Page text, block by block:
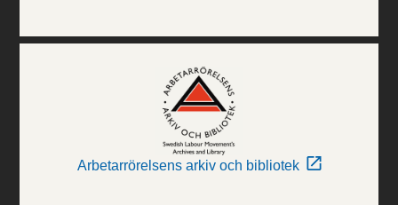
Arbetarrörelsens arkiv och bibliotek